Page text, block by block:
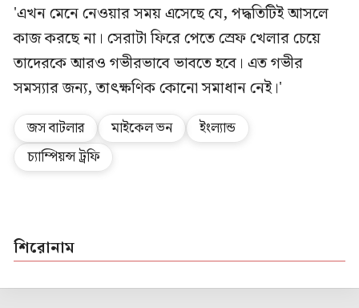
'এখন মেনে নেওয়ার সময় এসেছে যে, পদ্ধতিটিই আসলে
কাজ করছে না। সেরাটা ফিরে পেতে স্রেফ খেলার চেয়ে
তাদেরকে আরও গভীরভাবে ভাবতে হবে। এত গভীর
সমস্যার জন্য, তাৎক্ষণিক কোনো সমাধান নেই।'
জস বাটলার মাইকেল ভন
ইংল্যান্ড
চ্যাম্পিয়ন্স ট্রফি
শিরোনাম